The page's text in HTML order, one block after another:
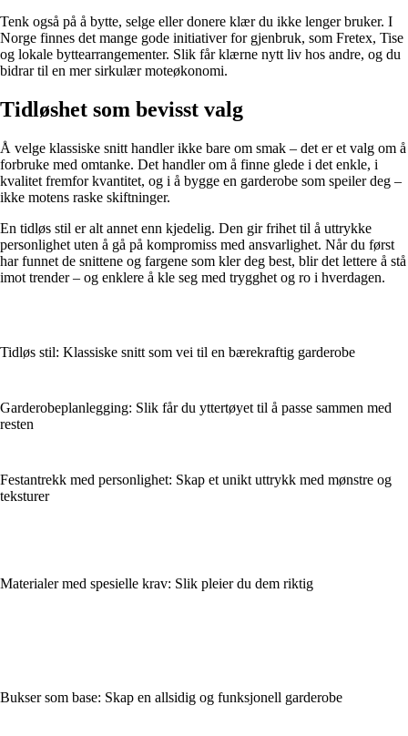
Tenk også på å bytte, selge eller donere klær du ikke lenger bruker. I
Norge finnes det mange gode initiativer for gjenbruk, som Fretex, Tise
og lokale byttearrangementer. Slik får klærne nytt liv hos andre, og du
bidrar til en mer sirkulær moteøkonomi.
Tidløshet som bevisst valg
Å velge klassiske snitt handler ikke bare om smak – det er et valg om å
forbruke med omtanke. Det handler om å finne glede i det enkle, i
kvalitet fremfor kvantitet, og i å bygge en garderobe som speiler deg –
ikke motens raske skiftninger.
En tidløs stil er alt annet enn kjedelig. Den gir frihet til å uttrykke
personlighet uten å gå på kompromiss med ansvarlighet. Når du først
har funnet de snittene og fargene som kler deg best, blir det lettere å stå
imot trender – og enklere å kle seg med trygghet og ro i hverdagen.
Tidløs stil: Klassiske snitt som vei til en bærekraftig garderobe
Garderobeplanlegging: Slik får du yttertøyet til å passe sammen med
resten
Festantrekk med personlighet: Skap et unikt uttrykk med mønstre og
teksturer
Materialer med spesielle krav: Slik pleier du dem riktig
Bukser som base: Skap en allsidig og funksjonell garderobe